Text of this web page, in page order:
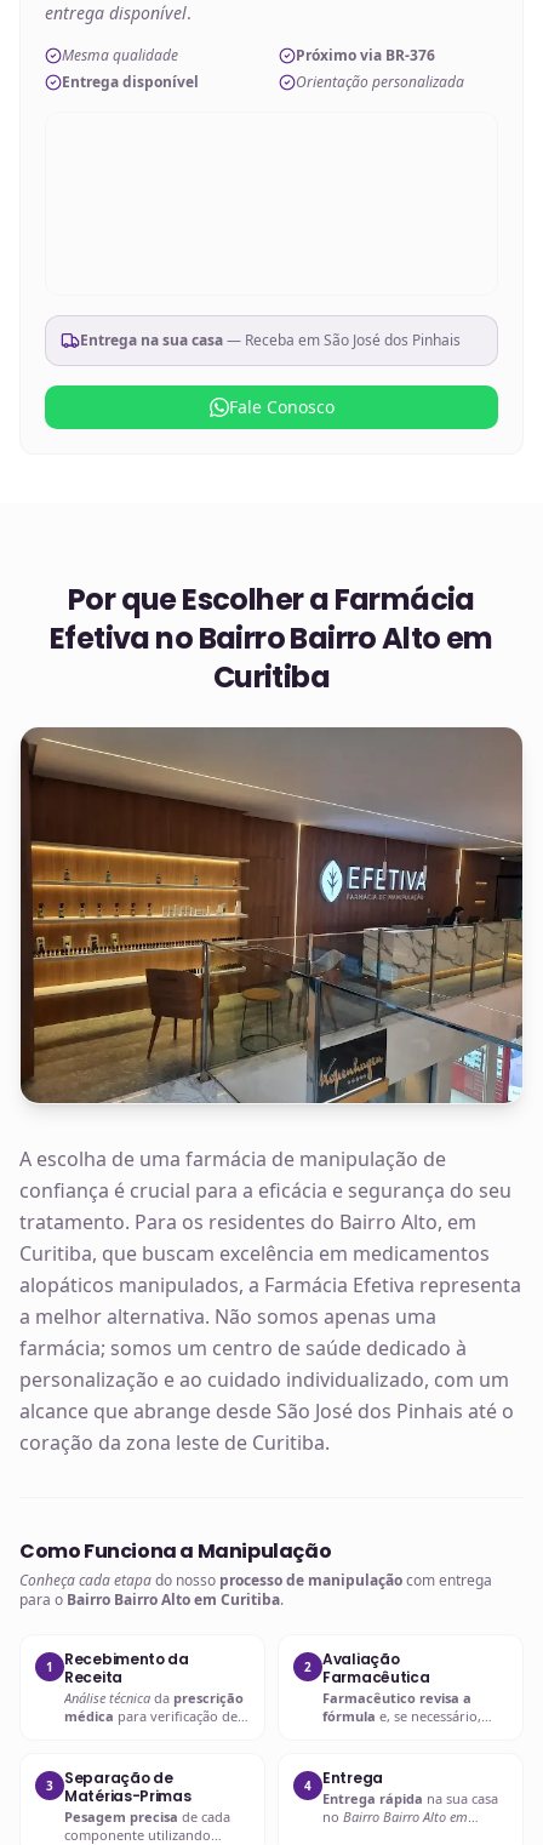
entrega disponível.
Mesma qualidade
Próximo via BR-376
Entrega disponível
Orientação personalizada
Entrega na sua casa— Receba emSão José dos Pinhais
Fale Conosco
Por que Escolher a Farmácia
Efetiva noBairro Bairro Alto em
Curitiba
A escolha de uma farmácia de manipulação de
confiança é crucial para a eficácia e segurança do seu
tratamento. Para os residentes do Bairro Alto, em
Curitiba, que buscam excelência em medicamentos
alopáticos manipulados, a Farmácia Efetiva representa
a melhor alternativa. Não somos apenas uma
farmácia; somos um centro de saúde dedicado à
personalização e ao cuidado individualizado, com um
alcance que abrange desde São José dos Pinhais até o
coração da zona leste de Curitiba.
Como Funciona a Manipulação
Conheça cada etapado nosso processo de manipulaçãocom entrega
para o Bairro Bairro Alto em Curitiba.
1
Recebimento da
Receita
Análise técnica da prescrição
médica para verificação de
2
Avaliação
Farmacêutica
Farmacêutico revisa a
fórmula e, se necessário,
esclarecimentos.
3
Separação de
Matérias-Primas
Pesagem precisa de cada
componente utilizando
4 Entrega
Entrega rápida na sua casa
no Bairro Bairro Alto em